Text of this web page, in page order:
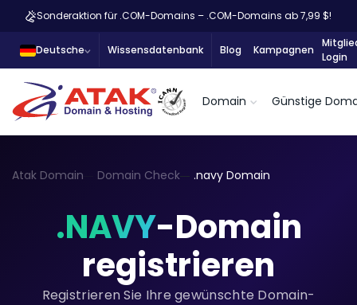
Sonderaktion für .COM-Domains – .COM-Domains ab 7,99 $!
Deutsche Wissensdatenbank Blog Kampagnen
Login
Domain Günstige
Atak Domain Domain Check .navy Domain
.NAVY-Domain
registrieren
Registrieren Sie Ihre gewünschte Domain-